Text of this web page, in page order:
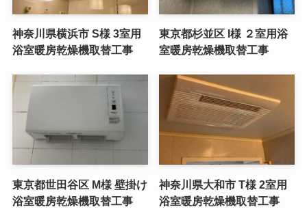
神奈川県横浜市 S様 3室用
浴室暖房乾燥機取替工事
東京都杉並区 I様 ２室用浴
室暖房乾燥機取替工事
東京都世田谷区 M様 壁掛け
浴室暖房乾燥機取替工事
神奈川県大和市 T様 2室用
浴室暖房乾燥機取替工事